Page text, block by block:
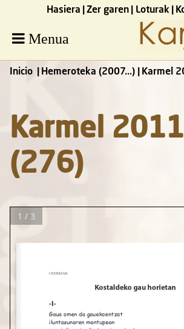
Hasiera Zer garen Loturak
Menua
Inicio Hemeroteka (2007...) Karmel
Karmel
(276)
1 / 3